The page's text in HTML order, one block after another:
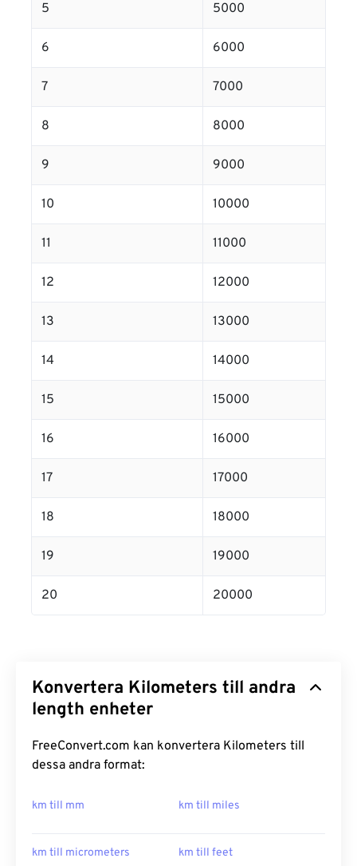
5 5000
6 6000
7 7000
8 8000
9 9000
10 10000
11 11000
12 12000
13 13000
14 14000
15 15000
16 16000
17 17000
18 18000
19 19000
20 20000
Konvertera Kilometers till andra
length enheter
FreeConvert.com kan konvertera Kilometers till
dessa andra format:
km till mm km till miles
km till micrometers km till feet